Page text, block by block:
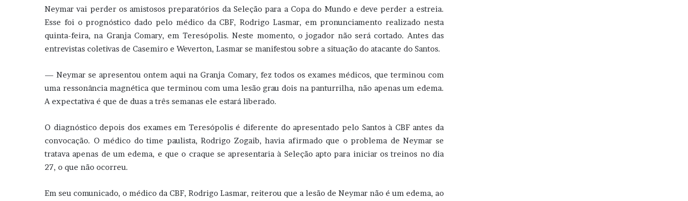
Neymar vai perder os amistosos preparatórios da Seleção para a Copa do Mundo e deve perder a estreia.
Esse foi o prognóstico dado pelo médico da CBF, Rodrigo Lasmar, em pronunciamento realizado nesta
quinta-feira, na Granja Comary, em Teresópolis. Neste momento, o jogador não será cortado. Antes das
entrevistas coletivas de Casemiro e Weverton, Lasmar se manifestou sobre a situação do atacante do Santos.
— Neymar se apresentou ontem aqui na Granja Comary, fez todos os exames médicos, que terminou com
uma ressonância magnética que terminou com uma lesão grau dois na panturrilha, não apenas um edema.
A expectativa é que de duas a três semanas ele estará liberado.
O diagnóstico depois dos exames em Teresópolis é diferente do apresentado pelo Santos à CBF antes da
convocação. O médico do time paulista, Rodrigo Zogaib, havia afirmado que o problema de Neymar se
tratava apenas de um edema, e que o craque se apresentaria à Seleção apto para iniciar os treinos no dia
27, o que não ocorreu.
Em seu comunicado, o médico da CBF, Rodrigo Lasmar, reiterou que a lesão de Neymar não é um edema, ao